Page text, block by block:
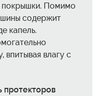
покрышки. Помимо
шины содержит
капель.
впитывая влагу с